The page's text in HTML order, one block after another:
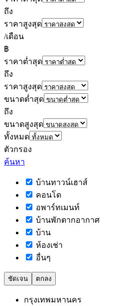
ถึง
ราคาสูงสุด
/เดือน
฿
ราคาต่ำสุด
ถึง
ราคาสูงสุด
ขนาดต่ำสุด
ถึง
ขนาดสูงสุด
ทั้งหมด
ตัวกรอง
ค้นหา
บ้านทาวน์เฮาส์
คอนโด
อพาร์ทเมนท์
บ้านพักตากอากาศ
บ้าน
ห้องเช่า
อื่นๆ
ชัดเจน ตกลง
กรุงเทพมหานคร